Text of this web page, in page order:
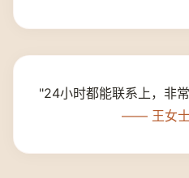
"24小时都能联系上，非
—— 王女士